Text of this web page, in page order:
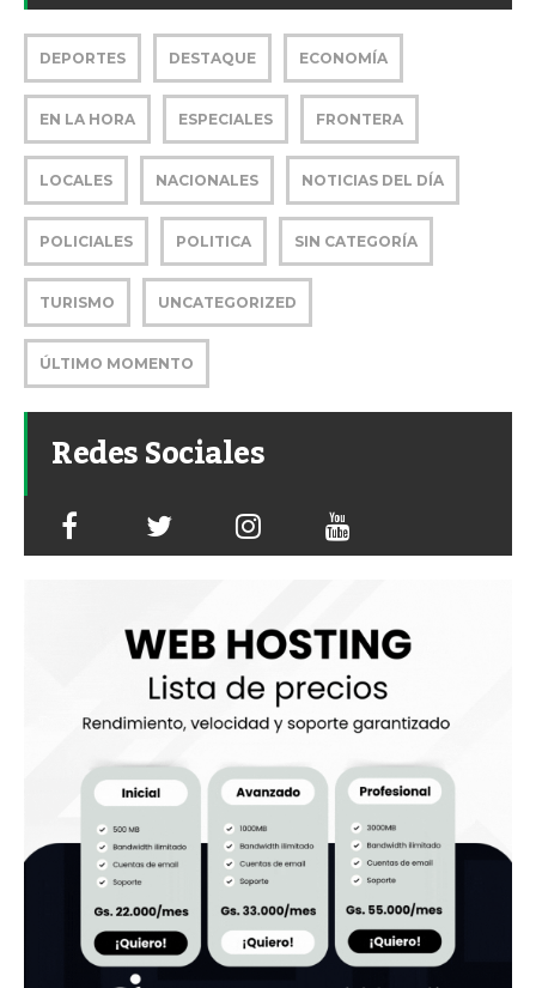
DEPORTES DESTAQUE ECONOMÍA
EN LA HORA ESPECIALES FRONTERA
LOCALES NACIONALES NOTICIAS DEL DÍA
POLICIALES POLITICA SIN CATEGORÍA
TURISMO UNCATEGORIZED
ÚLTIMO MOMENTO
Redes Sociales